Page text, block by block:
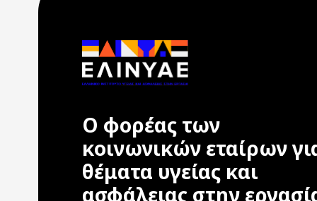
Ο φορέας των
κοινωνικών εταίρων
θέματα υγείας και
ασφάλειας στην